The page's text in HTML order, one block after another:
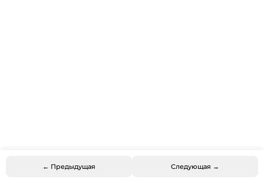
← Предыдущая Следующая →